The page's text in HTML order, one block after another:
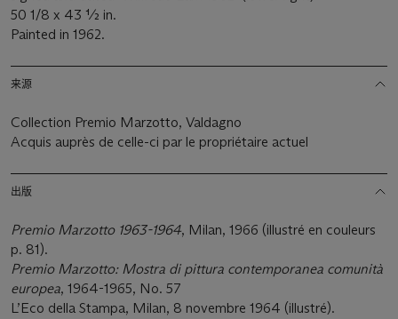
50 1/8 x 43 ½ in.
Painted in 1962.
来源
Collection Premio Marzotto, Valdagno
Acquis auprès de celle-ci par le propriétaire actuel
出版
Premio Marzotto 1963-1964, Milan, 1966 (illustré en couleurs
p. 81).
Premio Marzotto: Mostra di pittura contemporanea comunità
europea, 1964-1965, No. 57
L’Eco della Stampa, Milan, 8 novembre 1964 (illustré).